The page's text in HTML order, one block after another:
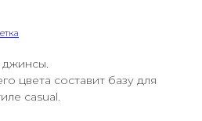
джинсы.
цвета составит базу для
casual.